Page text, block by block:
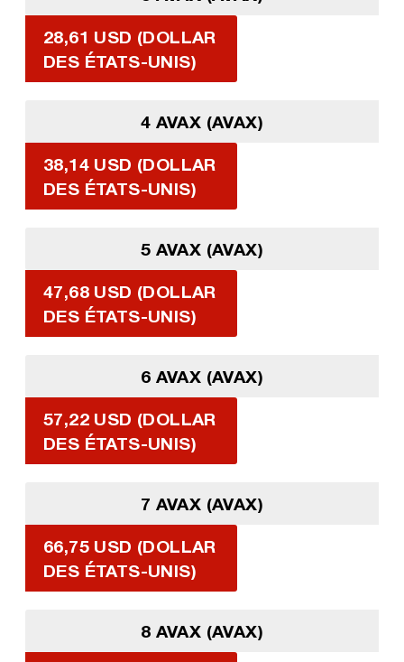
28,61 USD (DOLLAR
DES ÉTATS-UNIS)
4 AVAX (AVAX)
38,14 USD (DOLLAR
DES ÉTATS-UNIS)
5 AVAX (AVAX)
47,68 USD (DOLLAR
DES ÉTATS-UNIS)
6 AVAX (AVAX)
57,22 USD (DOLLAR
DES ÉTATS-UNIS)
7 AVAX (AVAX)
66,75 USD (DOLLAR
DES ÉTATS-UNIS)
8 AVAX (AVAX)